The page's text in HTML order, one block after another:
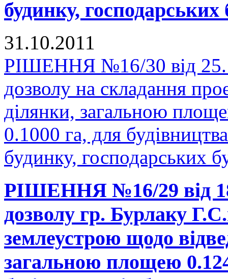
будинку, господарських
31.10.2011
РІШЕННЯ №16/30 від
дозволу на складання
ділянки, загальною
0.1000 га, для
будинку, господарських
РІШЕННЯ №16/29 від
дозволу гр. Бурлаку
землеустрою щодо
загальною площею